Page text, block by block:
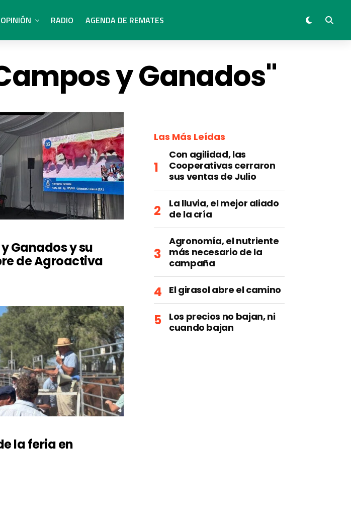
OPINIÓN RADIO AGENDA DE REMATES
y Ganados"
Ganados y su
de Agroactiva
la feria en
Las Más Leídas
Con agilidad, las
Cooperativas cerraron
sus ventas de Julio
La lluvia, el mejor aliado
de la cría
Agronomía, el nutriente
más necesario de la
campaña
El girasol abre el camino
Los precios no bajan, ni
cuando bajan